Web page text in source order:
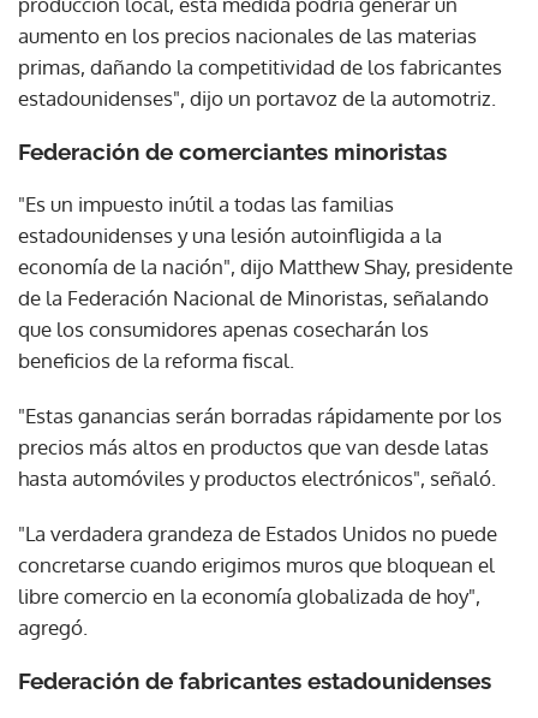
aumento en los precios nacionales de las materias
primas, dañando la competitividad de los fabricantes
estadounidenses", dijo un portavoz de la automotriz.
Federación de comerciantes minoristas
"Es un impuesto inútil a todas las familias
estadounidenses y una lesión autoinfligida a la
economía de la nación", dijo Matthew Shay, presidente
de la Federación Nacional de Minoristas, señalando
que los consumidores apenas cosecharán los
beneficios de la reforma fiscal.
"Estas ganancias serán borradas rápidamente por los
precios más altos en productos que van desde latas
hasta automóviles y productos electrónicos", señaló.
"La verdadera grandeza de Estados Unidos no puede
concretarse cuando erigimos muros que bloquean el
libre comercio en la economía globalizada de hoy",
agregó.
Federación de fabricantes estadounidenses